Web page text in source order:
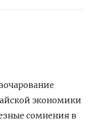
экономики
сомнения в